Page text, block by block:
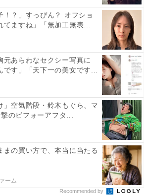
！？」すっぴん？ オフショ
てますね」「無加工無表...
元あらわなセクシー写真に
です」「天下一の美女です...
」空気階段・鈴木もぐら、マ
のビフォーアフタ...
まの買い方で、本当に当たる
ーム
Recommended by